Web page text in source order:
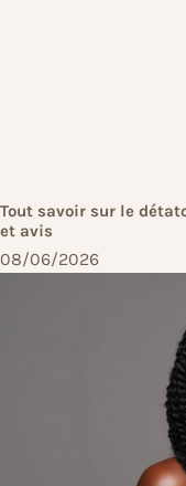
Tout savoir sur le
et avis
08/06/2026